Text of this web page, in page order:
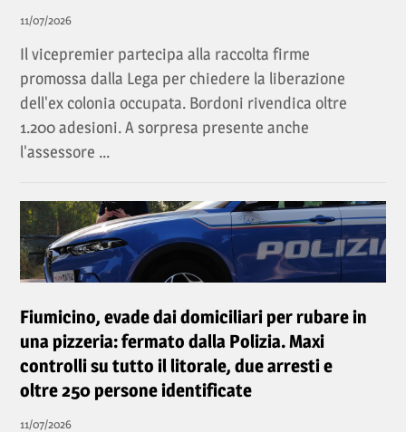
11/07/2026
Il vicepremier partecipa alla raccolta firme
promossa dalla Lega per chiedere la liberazione
dell'ex colonia occupata. Bordoni rivendica oltre
1.200 adesioni. A sorpresa presente anche
l'assessore ...
Fiumicino, evade dai domiciliari per rubare in
una pizzeria: fermato dalla Polizia. Maxi
controlli su tutto il litorale, due arresti e
oltre 250 persone identificate
11/07/2026